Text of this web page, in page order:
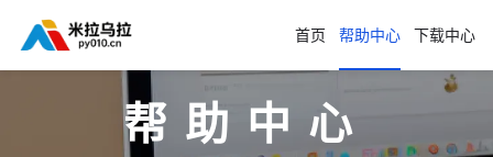
首页 帮助中心 下载中心
帮助中心